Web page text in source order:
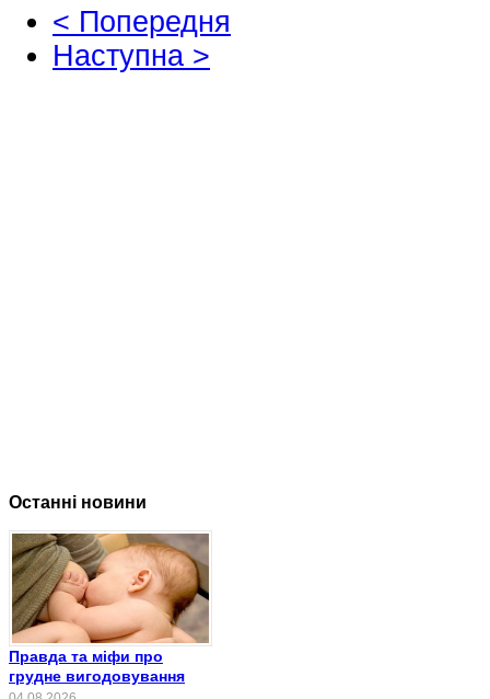
< Попередня
Наступна >
Останні новини
Правда та міфи про
грудне вигодовування